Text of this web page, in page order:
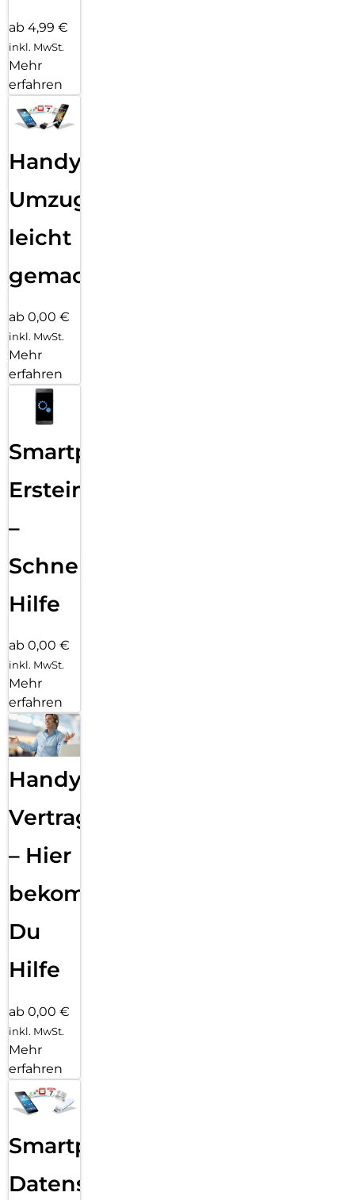
ab 4,99 €
inkl. MwSt.
Mehr
erfahren
Handy
Umzug
leicht
gemacht!
ab 0,00 €
inkl. MwSt.
Mehr
erfahren
Smartphone
Ersteinrichtung
–
Schnelle
Hilfe
ab 0,00 €
inkl. MwSt.
Mehr
erfahren
Handy
Vertragsabwicklung
– Hier
bekommst
Du
Hilfe
ab 0,00 €
inkl. MwSt.
Mehr
erfahren
Smartphone
Datensicherung